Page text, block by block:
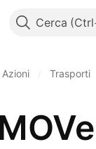
Cerca
Azioni Trasporti